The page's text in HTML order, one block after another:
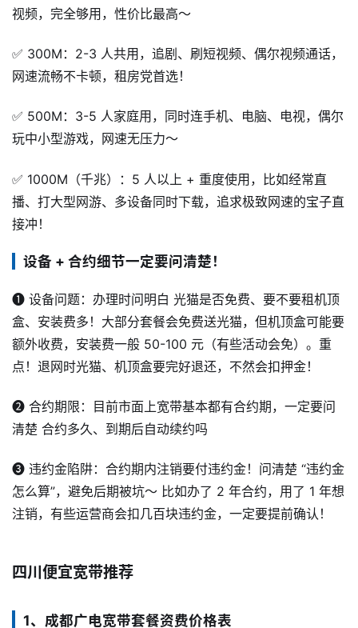
视频，完全够用，性价比最高～
✅ 300M：2-3 人共用，追剧、刷短视频、偶尔视频通话，
网速流畅不卡顿，租房党首选！
✅ 500M：3-5 人家庭用，同时连手机、电脑、电视，偶尔
玩中小型游戏，网速无压力～
✅ 1000M（千兆）：5 人以上 + 重度使用，比如经常直
播、打大型网游、多设备同时下载，追求极致网速的宝子直
接冲！
设备 + 合约细节一定要问清楚！
❶ 设备问题：办理时问明白 光猫是否免费、要不要租机顶
盒、安装费多！大部分套餐会免费送光猫，但机顶盒可能要
额外收费，安装费一般 50-100 元（有些活动会免）。重
点！退网时光猫、机顶盒要完好退还，不然会扣押金！
❷ 合约期限：目前市面上宽带基本都有合约期，一定要问
清楚 合约多久、到期后自动续约吗
❸ 违约金陷阱：合约期内注销要付违约金！问清楚 “违约金
怎么算”，避免后期被坑～ 比如办了 2 年合约，用了 1 年想
注销，有些运营商会扣几百块违约金，一定要提前确认！
四川便宜宽带推荐
1、成都广电宽带套餐资费价格表